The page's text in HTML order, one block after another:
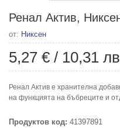
Ренал Актив,
от: Никсен
5,27 € / 10,31 лв
Ренал Актив е хранителна
на функцията на бъбреците и
Продуктов код: 41397891